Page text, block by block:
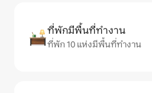
ที่พักมีพื้นที่ทำงาน
ที่พัก 10 แห่งมีพื้นที่ทำงาน